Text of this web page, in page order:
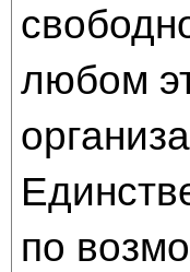
любом
по